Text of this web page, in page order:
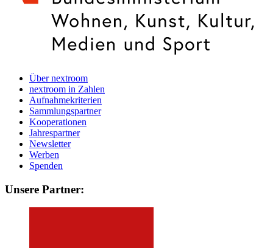
Über nextroom
nextroom in Zahlen
Aufnahmekriterien
Sammlungspartner
Kooperationen
Jahrespartner
Newsletter
Werben
Spenden
Unsere Partner: